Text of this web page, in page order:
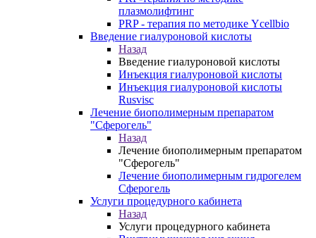
плазмолифтинг
PRP - терапия по методике Ycellbio
Введение гиалуроновой кислоты
Назад
Введение гиалуроновой кислоты
Инъекция гиалуроновой кислоты
Инъекция гиалуроновой кислоты
Rusvisc
Лечение биополимерным препаратом
"Сферогель"
Назад
Лечение биополимерным препаратом
"Сферогель"
Лечение биополимерным гидрогелем
Сферогель
Услуги процедурного кабинета
Назад
Услуги процедурного кабинета